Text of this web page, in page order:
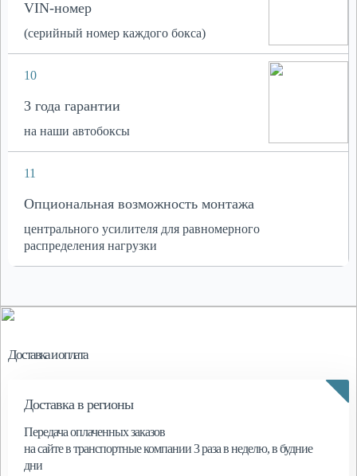
VIN-номер
(серийный номер каждого бокса)
10
3 года гарантии
на наши автобоксы
11
Опциональная возможность монтажа
центрального усилителя для равномерного
распределения нагрузки
Доставка и оплата
Доставка в регионы
Передача оплаченных заказов
на сайте в транспортные компании 3 раза в неделю, в будние
дни